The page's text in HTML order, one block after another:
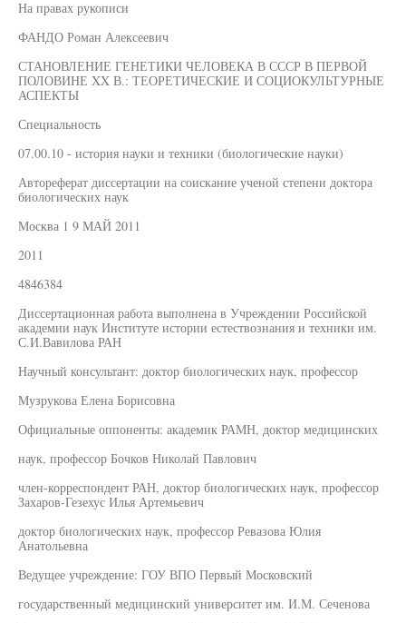
На правах рукописи
ФАНДО Роман Алексеевич
СТАНОВЛЕНИЕ ГЕНЕТИКИ ЧЕЛОВЕКА В СССР В ПЕРВОЙ
ПОЛОВИНЕ XX В.: ТЕОРЕТИЧЕСКИЕ И СОЦИОКУЛЬТУРНЫЕ
АСПЕКТЫ
Специальность
07.00.10 - история науки и техники (биологические науки)
Автореферат диссертации на соискание ученой степени доктора
биологических наук
Москва 1 9 МАЙ 2011
2011
4846384
Диссертационная работа выполнена в Учреждении Российской
академии наук Институте истории естествознания и техники им.
С.И.Вавилова РАН
Научный консультант: доктор биологических наук, профессор
Музрукова Елена Борисовна
Официальные оппоненты: академик РАМН, доктор медицинских
наук, профессор Бочков Николай Павлович
член-корреспондент РАН, доктор биологических наук, профессор
Захаров-Гезехус Илья Артемьевич
доктор биологических наук, профессор Ревазова Юлия
Анатольевна
Ведущее учреждение: ГОУ ВПО Первый Московский
государственный медицинский университет им. И.М. Сеченова